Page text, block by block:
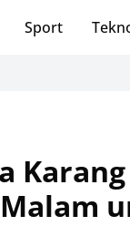
Sport